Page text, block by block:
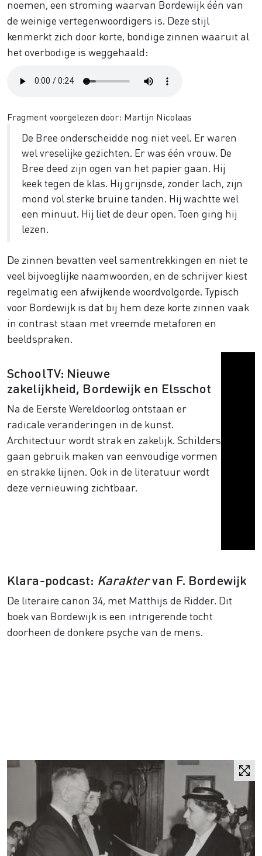
noemen, een stroming waarvan Bordewijk één van
de weinige vertegenwoordigers is. Deze stijl
kenmerkt zich door korte, bondige zinnen waaruit al
het overbodige is weggehaald:
file
Fragment voorgelezen door: Martijn Nicolaas
De Bree onderscheidde nog niet veel. Er waren
wel vreselijke gezichten. Er was één vrouw. De
Bree deed zijn ogen van het papier gaan. Hij
keek tegen de klas. Hij grijnsde, zonder lach, zijn
mond vol sterke bruine tanden. Hij wachtte wel
een minuut. Hij liet de deur open. Toen ging hij
lezen.
De zinnen bevatten veel samentrekkingen en niet te
veel bijvoeglijke naamwoorden, en de schrijver kiest
regelmatig een afwijkende woordvolgorde. Typisch
voor Bordewijk is dat bij hem deze korte zinnen vaak
in contrast staan met vreemde metaforen en
beeldspraken.
SchoolTV: Nieuwe
zakelijkheid, Bordewijk en Elsschot
Na de Eerste Wereldoorlog ontstaan er
radicale veranderingen in de kunst.
Architectuur wordt strak en zakelijk. Schilders
gaan gebruik maken van eenvoudige vormen
en strakke lijnen. Ook in de literatuur wordt
deze vernieuwing zichtbaar.
Klara-podcast: Karaktervan F. Bordewijk
De literaire canon 34, met Matthijs de Ridder. Dit
boek van Bordewijk is een intrigerende tocht
doorheen de donkere psyche van de mens.